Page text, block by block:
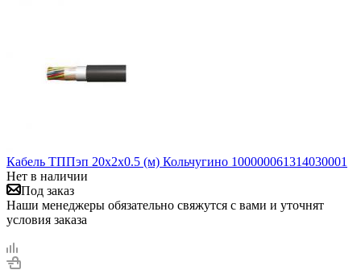
Кабель ТППэп 20х2х0.5 (м) Кольчугино 100000061314030001
Нет в наличии
Под заказ
Наши менеджеры обязательно свяжутся с вами и уточнят
условия заказа